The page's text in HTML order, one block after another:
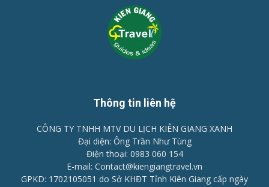
Thông tin liên hệ
CÔNG TY TNHH MTV DU LỊCH KIÊN GIANG XANH
Đại diện: Ông Trần Như Tùng
Điện thoại: 0983 060 154
E-mail: Contact@kiengiangtravel.vn
GPKD: 1702105051 do Sở KHĐT Tỉnh Kiên Giang cấp ngày